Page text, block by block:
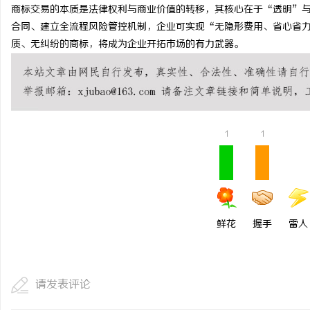
商标交易的本质是法律权利与商业价值的转移，其核心在于“透明
合同、建立全流程风险管控机制，企业可实现“无隐形费用、省心
质、无纠纷的商标，将成为企业开拓市场的有力武器。
1
鲜花
1
握手 雷人
请发表评论